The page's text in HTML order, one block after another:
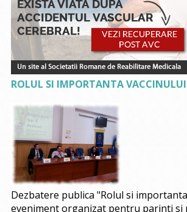
ROLUL SI IMPORTANTA VACCINULUI
Dezbatere publica "Rolul si
eveniment organizat pentru parinti si